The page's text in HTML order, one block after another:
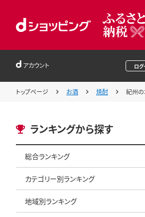
アカウント ログ
トップページ お酒 焼酎 紀州
ランキングから探す
総合ランキング
カテゴリー別ランキング
地域別ランキング